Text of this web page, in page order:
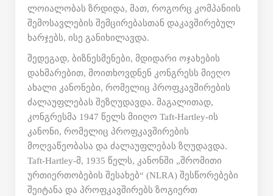
ლოიალობას ზრდიდა, მათ, როგორც კომპანიის
შემოსავლების შემცირებასთან დაკავშირებულ
ხარჯებს, ისე განიხილავდა.
შედეგად, ბიზნესმენები, მდიდარი ოჯახების
დახმარებით, მოითხოვდნენ კონგრესს მიეღო
ახალი კანონები, რომელიც პროფკავშირების
ძალაუფლებას შეზღუდავდა. მაგალითად,
კონგრესმა 1947 წელს მიიღო Taft-Hartley-ის
კანონი, რომელიც პროფკავშირების
მოღვაწეობასა და ძალაუფლებას ზღუდავდა.
Taft-Hartley-მ, 1935 წელს, კანონში „შრომითი
ურთიერთობების შესახებ“ (NLRA) შესწორებები
შეიტანა და პროფკავშირებს ზოგიერთ